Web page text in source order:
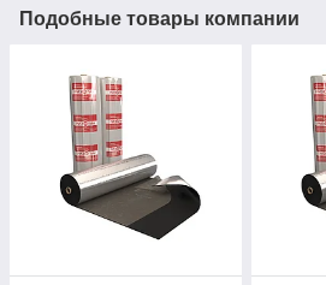
Подобные товары компании